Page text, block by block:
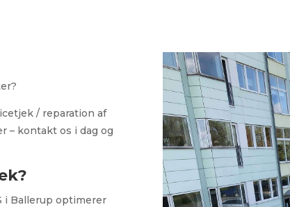
/ reparation af
– kontakt os i dag og
i Ballerup optimerer